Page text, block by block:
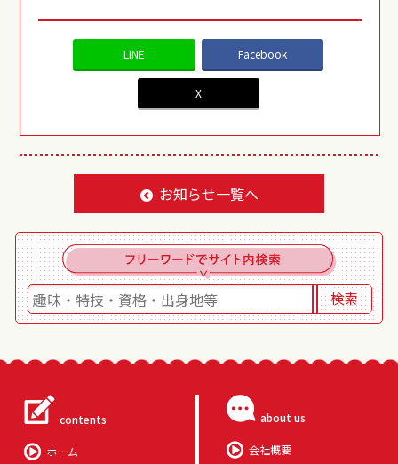
LINE Facebook
X
お知らせ一覧へ
contents
ホーム
about us
会社概要